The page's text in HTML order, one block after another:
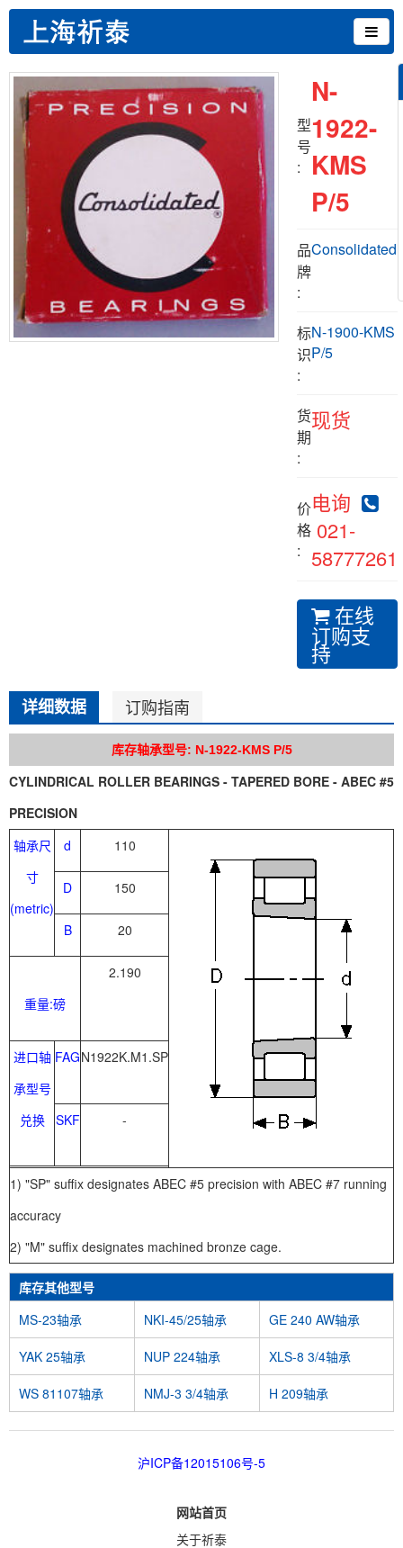
型
号
:
N-
1922-
KMS
P/5
品
牌
:
Consolidated
标
识
:
N-1900-KMS
P/5
货
期
:
现货
价
格
:
电询
021-
58777261
在线
订购支
持
详细数据 订购指南
库存轴承型号: N-1922-KMS P/5
CYLINDRICAL ROLLER BEARINGS - TAPERED BORE - ABEC #5
PRECISION
轴承尺
寸
(metric)
d 110
D 150
B 20
重量:磅
2.190
进口轴
承型号
兑换
FAGN1922K.M1.SP
SKF -
1) "SP" suffix designates ABEC #5 precision with ABEC #7 running
accuracy
2) "M" suffix designates machined bronze cage.
库存其他型号
MS-23轴承
NKI-45/25轴承 GE 240 AW轴承
YAK 25轴承 NUP 224轴承 XLS-8 3/4轴承
WS 81107轴承 NMJ-3 3/4轴承 H 209轴承
沪ICP备12015106号-5
网站首页
关于祈泰